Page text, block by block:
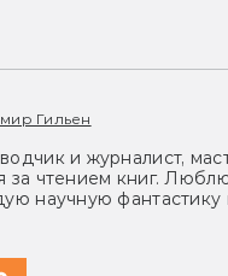
Гильен
и журналист,
за чтением книг.
научную фантастику